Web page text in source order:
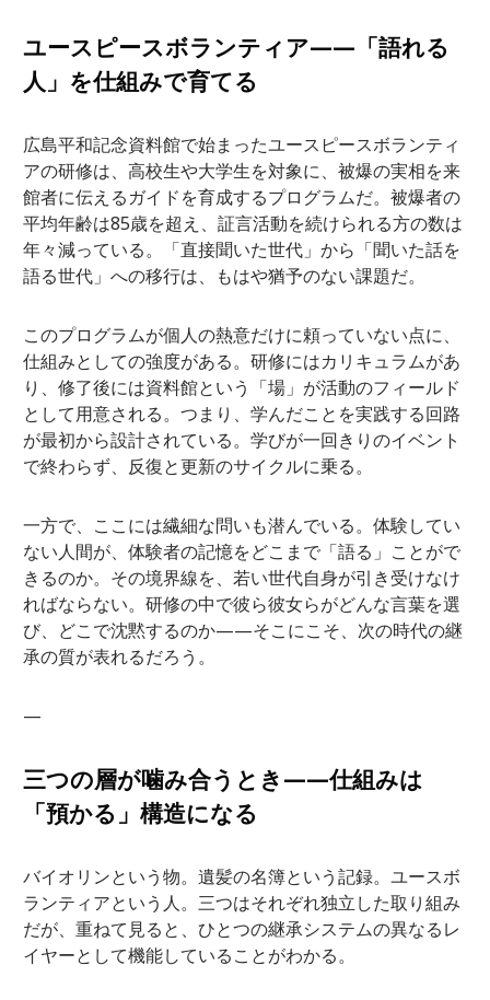
ユースピースボランティア——「語れる
人」を仕組みで育てる
広島平和記念資料館で始まったユースピースボランティ
アの研修は、高校生や大学生を対象に、被爆の実相を来
館者に伝えるガイドを育成するプログラムだ。被爆者の
平均年齢は85歳を超え、証言活動を続けられる方の数は
年々減っている。「直接聞いた世代」から「聞いた話を
語る世代」への移行は、もはや猶予のない課題だ。
このプログラムが個人の熱意だけに頼っていない点に、
仕組みとしての強度がある。研修にはカリキュラムがあ
り、修了後には資料館という「場」が活動のフィールド
として用意される。つまり、学んだことを実践する回路
が最初から設計されている。学びが一回きりのイベント
で終わらず、反復と更新のサイクルに乗る。
一方で、ここには繊細な問いも潜んでいる。体験してい
ない人間が、体験者の記憶をどこまで「語る」ことがで
きるのか。その境界線を、若い世代自身が引き受けなけ
ればならない。研修の中で彼ら彼女らがどんな言葉を選
び、どこで沈黙するのか——そこにこそ、次の時代の継
承の質が表れるだろう。
—
三つの層が噛み合うとき——仕組みは
「預かる」構造になる
バイオリンという物。遺髪の名簿という記録。ユースボ
ランティアという人。三つはそれぞれ独立した取り組み
だが、重ねて見ると、ひとつの継承システムの異なるレ
イヤーとして機能していることがわかる。